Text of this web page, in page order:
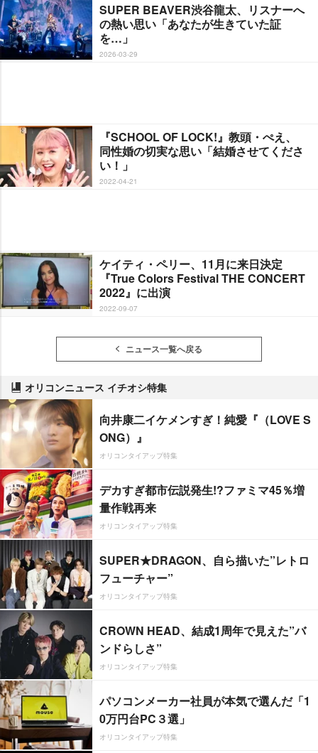
SUPER BEAVER渋谷龍太、リスナーへ
の熱い思い「あなたが生きていた証
を…」
2026-03-29
『SCHOOL OF LOCK!』教頭・ぺえ、
同性婚の切実な思い「結婚させてくださ
い！」
2022-04-21
ケイティ・ペリー、11月に来日決定
『True Colors Festival THE CONCERT
2022』に出演
2022-09-07
ニュース一覧へ戻る
オリコンニュース イチオシ特集
向井康二イケメンすぎ！純愛『（LOVE S
ONG）』
オリコンタイアップ特集
デカすぎ都市伝説発生!?ファミマ45％増
量作戦再来
オリコンタイアップ特集
SUPER★DRAGON、自ら描いた”レトロ
フューチャー”
オリコンタイアップ特集
CROWN HEAD、結成1周年で見えた”バ
ンドらしさ”
オリコンタイアップ特集
パソコンメーカー社員が本気で選んだ「1
0万円台PC３選」
オリコンタイアップ特集